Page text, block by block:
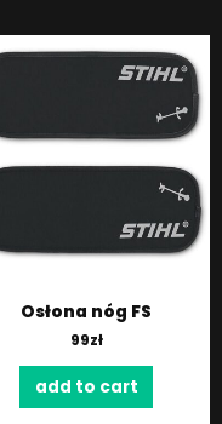
Osłona nóg FS
99zł
add to cart